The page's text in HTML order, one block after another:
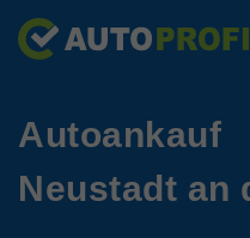
Autoankauf
Neustadt an